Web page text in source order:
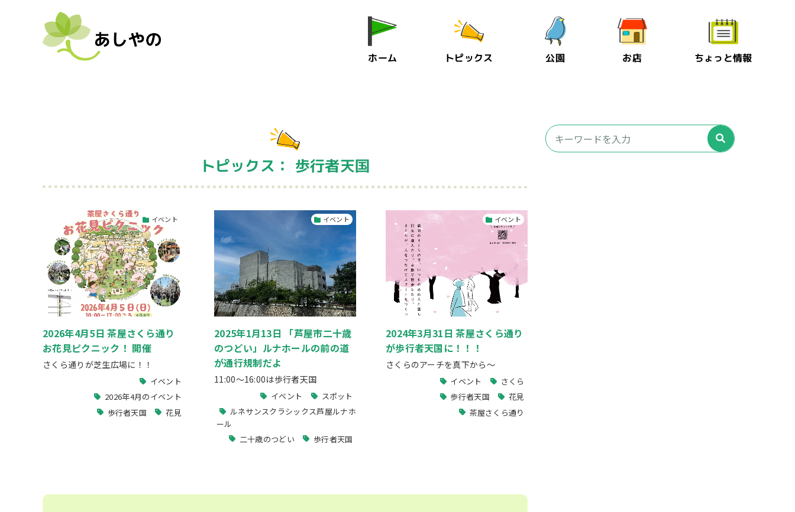
ホーム トピックス 公園 お店 ちょっと情報
トピックス： 歩行者天国
イベント
2026年4月5日 茶屋さくら通り
お花見ピクニック！ 開催
さくら通りが芝生広場に！！
イベント
2026年4月のイベント
歩行者天国
花見
イベント
2025年1月13日 「芦屋市二十歳
のつどい」ルナホールの前の道
が通行規制だよ
11:00～16:00は歩行者天国
イベント
スポット
ルネサンスクラシックス芦屋ルナホ
ール
二十歳のつどい
歩行者天国
イベント
2024年3月31日 茶屋さくら通り
が歩行者天国に！！！
さくらのアーチを真下から～
イベント
さくら
歩行者天国
花見
茶屋さくら通り